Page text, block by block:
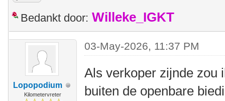
Bedankt door: Willeke_IGKT
Lopopodium
Kilometervreter
03-May-2026, 11:37 PM
Als verkoper zijnde zou
buiten de openbare